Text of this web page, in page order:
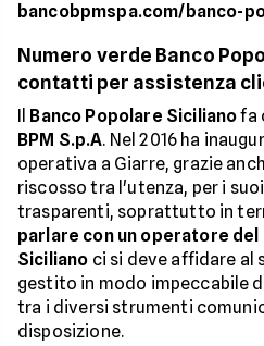
bancobpmspa.com/banco-
Numero verde Banco
contatti per assistenza
Il Banco Popolare Sicilianofa
BPM S.p.A. Nel 2016 ha
operativa a Giarre, grazie
riscosso tra l'utenza, per i
trasparenti, soprattutto in
parlare con un operatore del
Siciliano ci si deve affidare al
gestito in modo impeccabile
tra i diversi strumenti
disposizione.